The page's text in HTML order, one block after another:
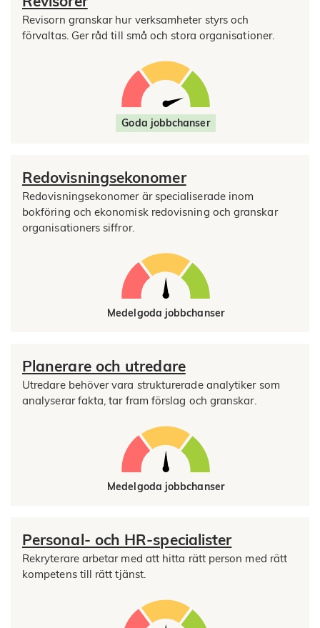
Revisorn granskar hur verksamheter styrs och
förvaltas. Ger råd till små och stora organisationer.
Goda jobbchanser
Redovisningsekonomer
Redovisningsekonomer är specialiserade inom
bokföring och ekonomisk redovisning och granskar
organisationers siffror.
Medelgoda jobbchanser
Planerare och utredare
Utredare behöver vara strukturerade analytiker som
analyserar fakta, tar fram förslag och granskar.
Medelgoda jobbchanser
Personal- och HR-specialister
Rekryterare arbetar med att hitta rätt person med rätt
kompetens till rätt tjänst.